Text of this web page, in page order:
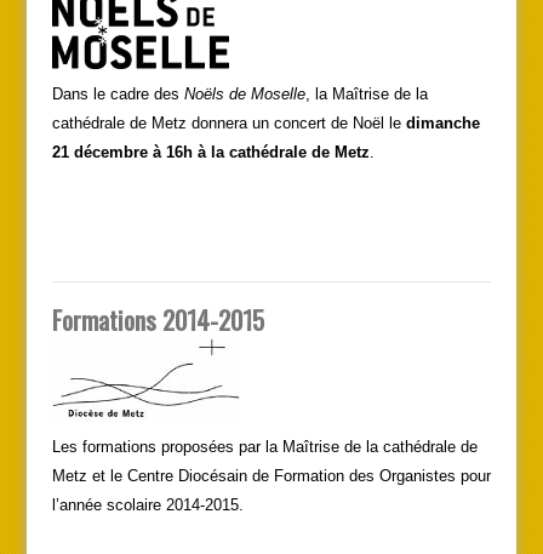
Dans le cadre des Noëls de Moselle, la Maîtrise de la
cathédrale de Metz donnera un concert de Noël le dimanche
21 décembre à 16h à la cathédrale de Metz
Formations 2014-2015
Les formations proposées par la Maîtrise de la cathédrale de
Metz et le Centre Diocésain de Formation des Organistes pour
l’année scolaire 2014-2015.